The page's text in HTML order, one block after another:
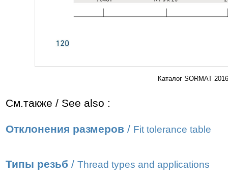
Каталог SORMAT
См.также / See also :
Отклонения размеров / Fit tolerance table
Типы резьб / Thread types and applications